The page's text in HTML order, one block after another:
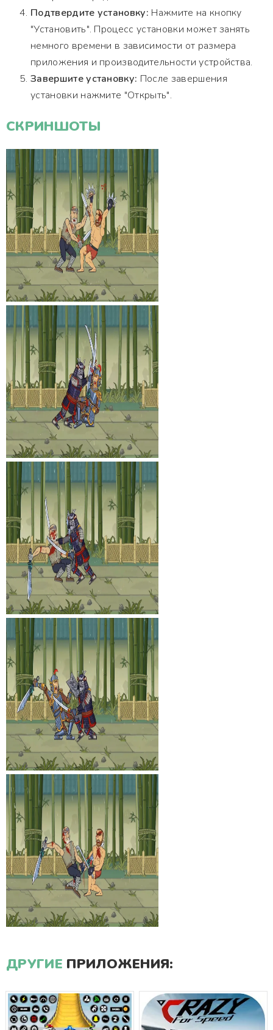
Подтвердите установку: Нажмите на кнопку
"Установить". Процесс установки может занять
немного времени в зависимости от размера
приложения и производительности устройства.
Завершите установку: После завершения
установки нажмите "Открыть".
СКРИНШОТЫ
ДРУГИЕ ПРИЛОЖЕНИЯ: